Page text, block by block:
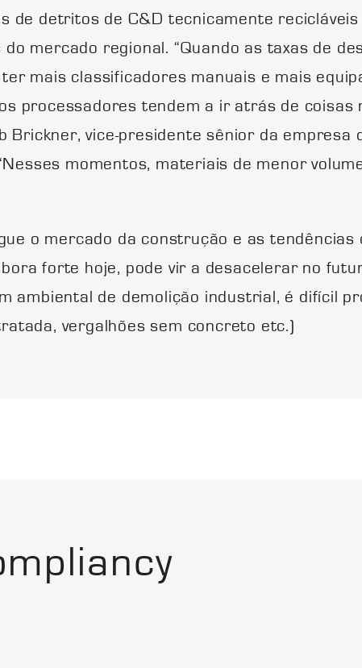
de detritos de C&D tecnicamente
do mercado regional. “Quando as taxas de
mais classificadores manuais e mais
processadores tendem a ir atrás de coisas
Brickner, vice-presidente sênior da
momentos, materiais de menor
o mercado da construção e as
forte hoje, pode vir a desacelerar no
ambiental de demolição industrial, é difícil
vergalhões sem concreto etc.)